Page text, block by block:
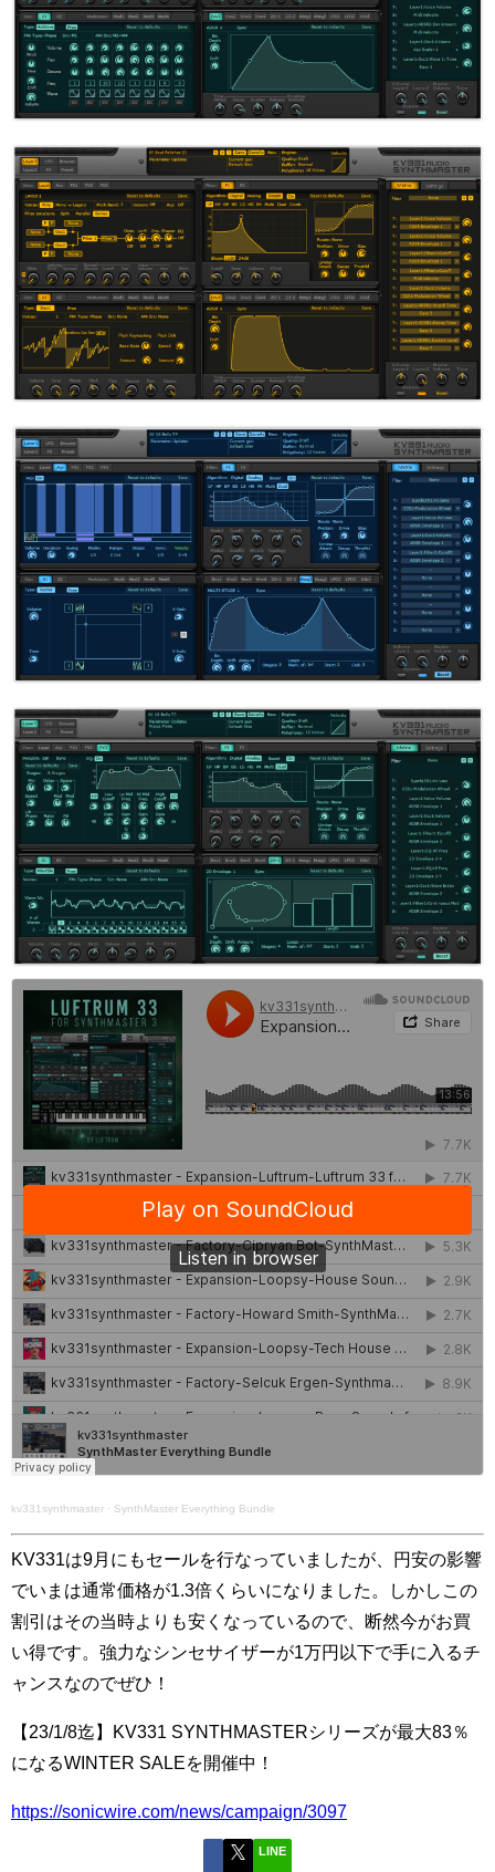
kv331synthmaster · SynthMaster Everything Bundle
KV331は9月にもセールを行なっていましたが、円安の影響
でいまは通常価格が1.3倍くらいになりました。しかしこの
割引はその当時よりも安くなっているので、断然今がお買
い得です。強力なシンセサイザーが1万円以下で手に入るチ
ャンスなのでぜひ！
【23/1/8迄】KV331 SYNTHMASTERシリーズが最大83％
になるWINTER SALEを開催中！
https://sonicwire.com/news/campaign/3097
LINE